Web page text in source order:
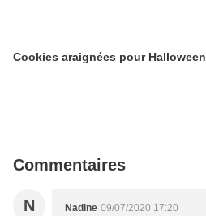
Cookies araignées pour Halloween
Commentaires
N Nadine 09/07/2020 17:20